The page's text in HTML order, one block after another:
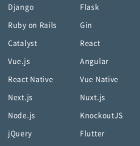
Django Flask
Ruby on Rails Gin
Catalyst React
Vue.js Angular
React Native Vue Native
Next.js Nuxt.js
Node.js KnockoutJS
jQuery Flutter